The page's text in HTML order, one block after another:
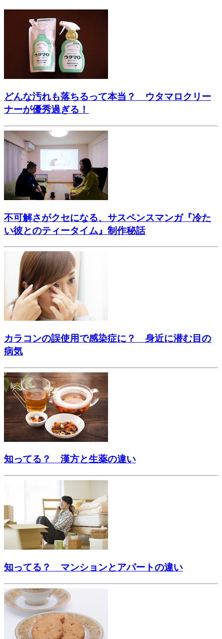
どんな汚れも落ちるって本当？ ウタマロクリー
ナーが優秀過ぎる！
不可解さがクセになる、サスペンスマンガ『冷た
い彼とのティータイム』制作秘話
カラコンの誤使用で感染症に？ 身近に潜む目の
病気
知ってる？ 漢方と生薬の違い
知ってる？ マンションとアパートの違い